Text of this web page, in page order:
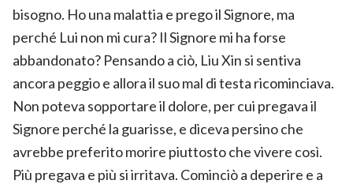
bisogno. Ho una malattia e prego il Signore, ma
perché Lui non mi cura? Il Signore mi ha forse
abbandonato? Pensando a ciò, Liu Xin si sentiva
ancora peggio e allora il suo mal di testa ricominciava.
Non poteva sopportare il dolore, per cui pregava il
Signore perché la guarisse, e diceva persino che
avrebbe preferito morire piuttosto che vivere così.
Più pregava e più si irritava. Cominciò a deperire e a